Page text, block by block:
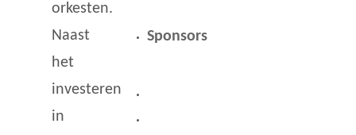
orkesten.
Naast
het
investeren
in
Sponsors